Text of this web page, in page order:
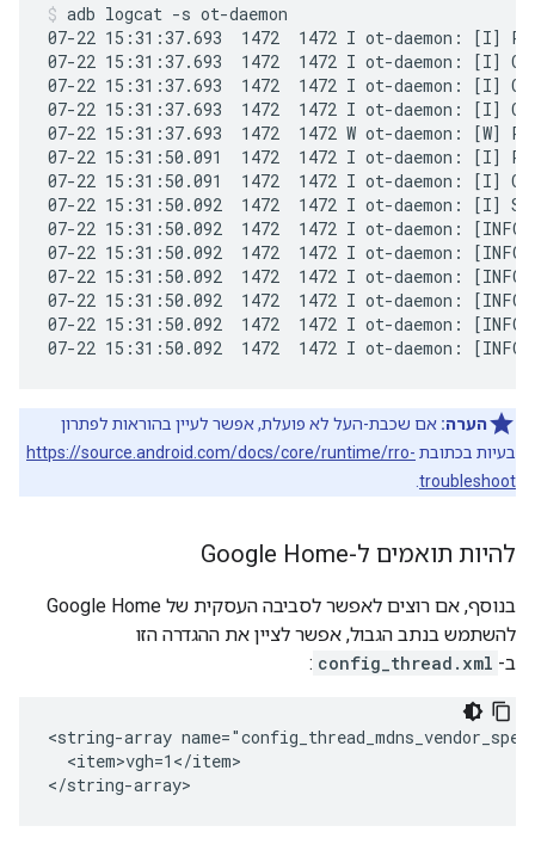
adb logcat -s ot-daemon
07-22 15:31:37.693  1472  1472 I ot-daemon: [I]
07-22 15:31:37.693  1472  1472 I ot-daemon:
07-22 15:31:37.693  1472  1472 I ot-daemon:
07-22 15:31:37.693  1472  1472 I ot-daemon: [I]
07-22 15:31:37.693  1472  1472 W ot-daemon: [W]
07-22 15:31:50.091  1472  1472 I ot-daemon: [I]
07-22 15:31:50.091  1472  1472 I ot-daemon:
07-22 15:31:50.092  1472  1472 I ot-daemon: [I]
07-22 15:31:50.092  1472  1472 I ot-daemon: [INFO]-
07-22 15:31:50.092  1472  1472 I ot-daemon: [INFO]-
07-22 15:31:50.092  1472  1472 I ot-daemon:
07-22 15:31:50.092  1472  1472 I ot-daemon:
07-22 15:31:50.092  1472  1472 I ot-daemon:
07-22 15:31:50.092  1472  1472 I ot-daemon:
הערה: אם שכבת-העל לא פועלת, אפשר לעיין בהוראות לפתרון
בעיות בכתובת https://source.android.com/docs/core/runtime/rro-
troubleshoot
להיות תואמים ל-Google Home
בנוסף, אם רוצים לאפשר לסביבה העסקית של Google Home
להשתמש בנתב הגבול, אפשר לציין את ההגדרה הזו
ב- config_thread.xml
:
<string-array
  <item>vgh=1</item>